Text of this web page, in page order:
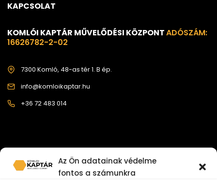
Az Ön adatainak védelme
fontos a számunkra
KAPCSOLAT
KOMLÓI KAPTÁR MŰVELŐDÉSI KÖZPONTADÓSZÁM:
16626782-2-02
7300 Komló, 48-as tér 1. B ép.
info@komloikaptar.hu
+36 72 483 014